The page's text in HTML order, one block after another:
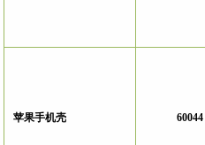
苹果手机壳 60044